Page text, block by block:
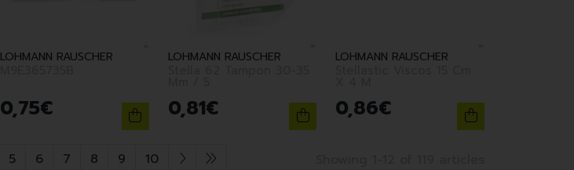
LOHMANN RAUSCHER
0,75€
LOHMANN RAUSCHER
0,81€
LOHMANN RAUSCHER
0,86€
5 6 7 8 9 10